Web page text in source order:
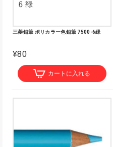
三菱鉛筆 ポリカラー色鉛筆 7500-6緑
¥80
カートに入れる